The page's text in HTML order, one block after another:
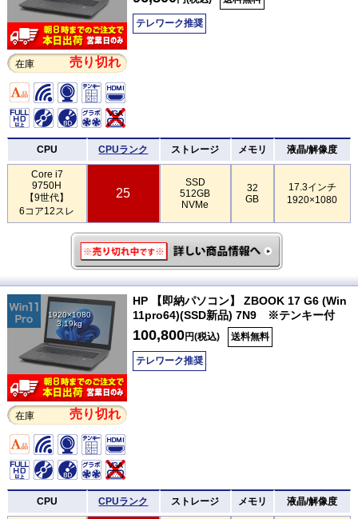
在庫 売り切れ
テレワーク推奨
CPU CPUランク ストレージ メモリ 液晶/解像度
Core i7
9750H
【9世代】
6コア12スレ
25
SSD
512GB
NVMe
32
GB
17.3インチ
1920×1080
1920×1080
3.19kg
在庫 売り切れ
HP 【即納パソコン】 ZBOOK 17 G6 (Win
11pro64)(SSD新品) 7N9 ※テンキー付
100,800円(税込) 送料無料
テレワーク推奨
CPU CPUランク ストレージ メモリ 液晶/解像度